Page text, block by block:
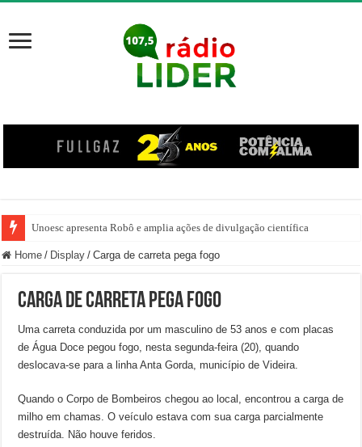
Unoesc apresenta Robô e amplia ações de divulgação científica
Família venezuelana percorre mais de 100 km, paga aluguel adiantado e
Home / Display / Carga de carreta pega fogo
Carga de carreta pega fogo
Uma carreta conduzida por um masculino de 53 anos e com placas
de Água Doce pegou fogo, nesta segunda-feira (20), quando
deslocava-se para a linha Anta Gorda, município de Videira.
Quando o Corpo de Bombeiros chegou ao local, encontrou a carga de
milho em chamas. O veículo estava com sua carga parcialmente
destruída. Não houve feridos.